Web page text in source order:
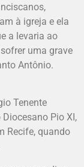
à igreja e ela
a levaria ao
uma grave
Antônio.
Tenente
Pio XI,
Recife, quando